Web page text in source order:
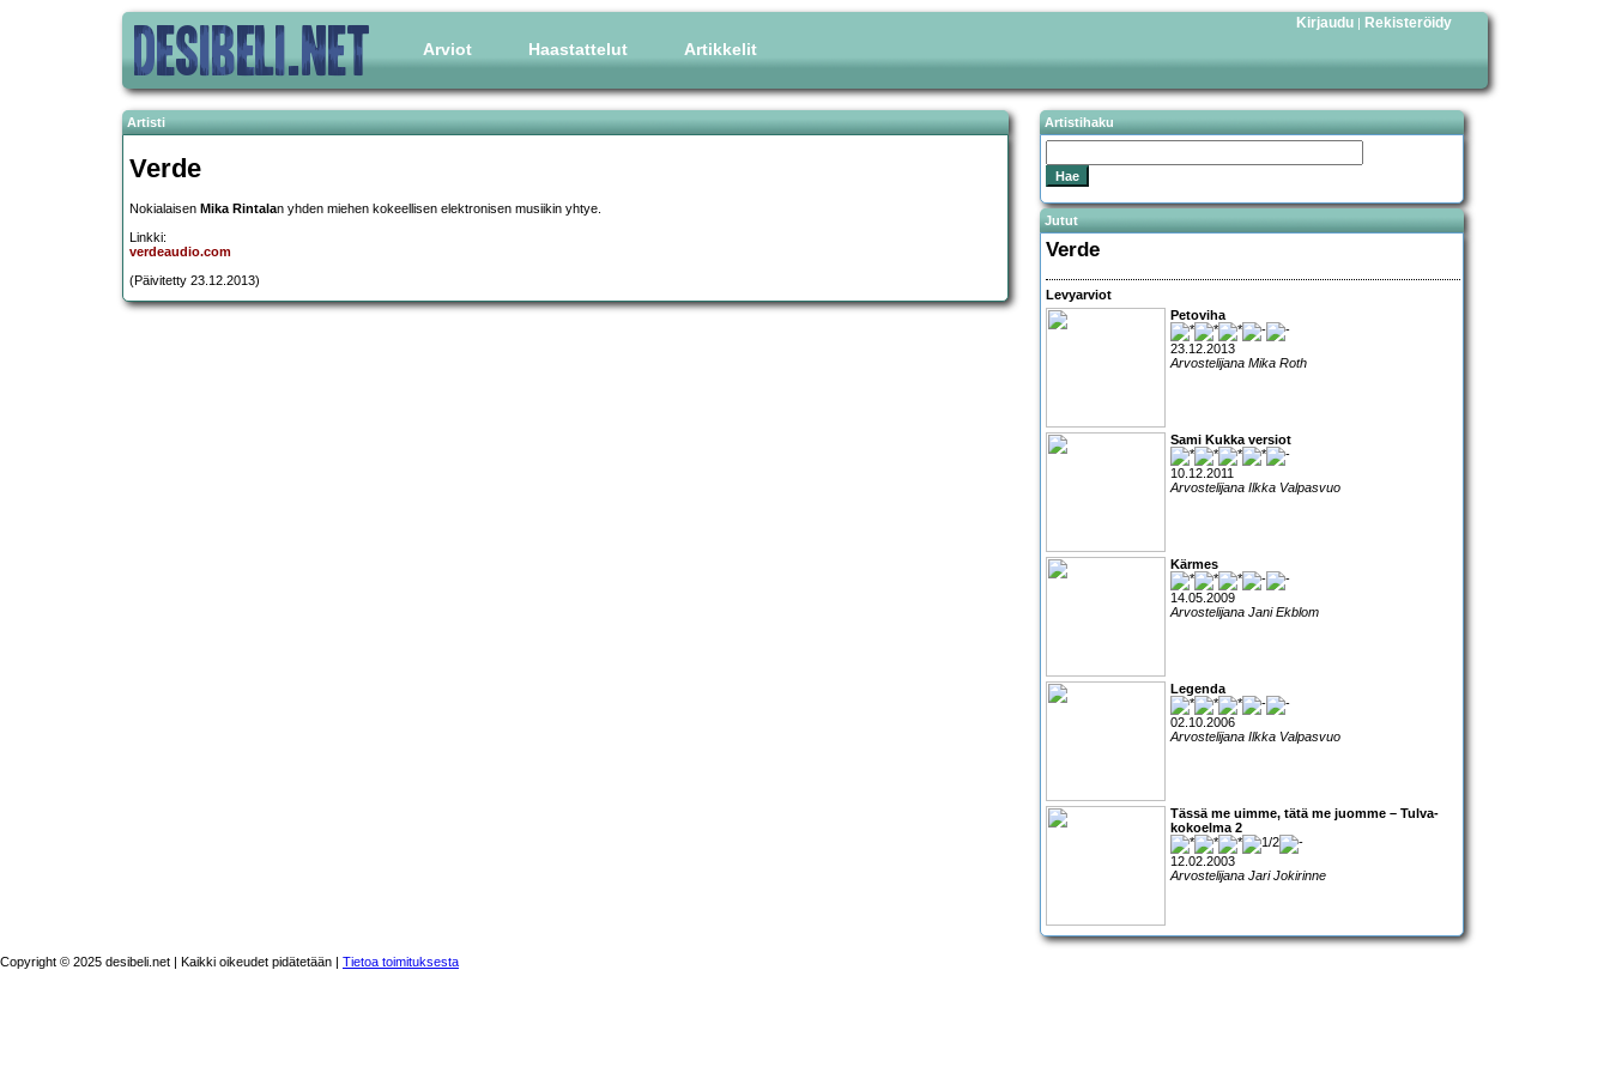
Arviot Haastattelut Artikkelit
Kirjaudu | Rekisteröidy
Artisti
Verde
Nokialaisen Mika Rintalan yhden miehen kokeellisen elektronisen musiikin yhtye.
Linkki:
verdeaudio.com
(Päivitetty 23.12.2013)
Artistihaku
Jutut
Verde
Levyarviot
Petoviha
23.12.2013
Arvostelijana Mika Roth
Sami Kukka versiot
10.12.2011
Arvostelijana Ilkka Valpasvuo
Kärmes
14.05.2009
Arvostelijana Jani Ekblom
Legenda
02.10.2006
Arvostelijana Ilkka Valpasvuo
Tässä me uimme, tätä me juomme – Tulva-
kokoelma 2
12.02.2003
Arvostelijana Jari Jokirinne
Copyright © 2025 desibeli.net | Kaikki oikeudet pidätetään | Tietoa toimituksesta